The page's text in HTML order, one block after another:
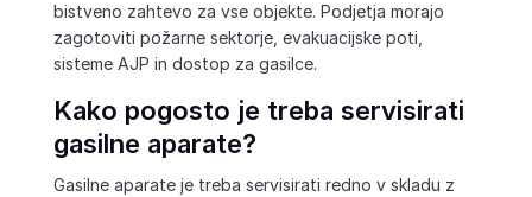
bistveno zahtevo za vse objekte. Podjetja morajo
zagotoviti požarne sektorje, evakuacijske poti,
sisteme AJP in dostop za gasilce.
Kako pogosto je treba servisirati
gasilne aparate?
Gasilne aparate je treba servisirati redno v skladu z